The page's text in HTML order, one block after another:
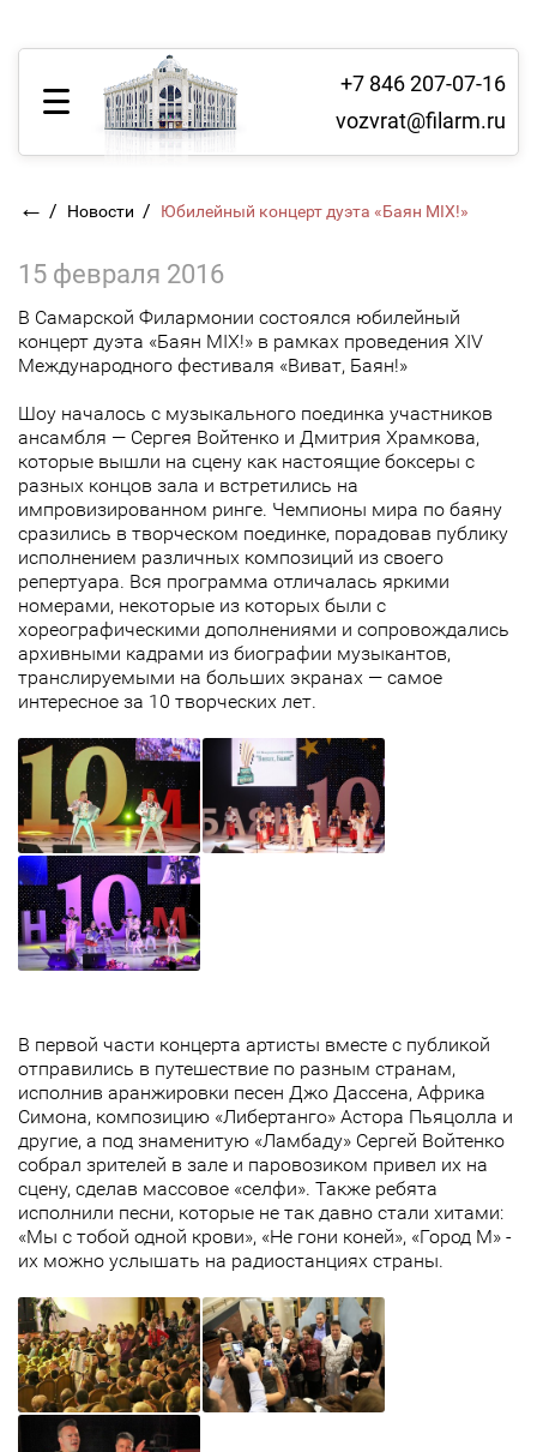
+7 846 207-07-16
vozvrat@filarm.ru
← / Новости / Юбилейный концерт дуэта «Баян MIX!»
15 февраля 2016
В Самарской Филармонии состоялся юбилейный
концерт дуэта «Баян MIX!» в рамках проведения XIV
Международного фестиваля «Виват, Баян!»
Шоу началось с музыкального поединка участников
ансамбля — Сергея Войтенко и Дмитрия Храмкова,
которые вышли на сцену как настоящие боксеры с
разных концов зала и встретились на
импровизированном ринге. Чемпионы мира по баяну
сразились в творческом поединке, порадовав публику
исполнением различных композиций из своего
репертуара. Вся программа отличалась яркими
номерами, некоторые из которых были с
хореографическими дополнениями и сопровождались
архивными кадрами из биографии музыкантов,
транслируемыми на больших экранах — самое
интересное за 10 творческих лет.
В первой части концерта артисты вместе с публикой
отправились в путешествие по разным странам,
исполнив аранжировки песен Джо Дассена, Африка
Симона, композицию «Либертанго» Астора Пьяцолла и
другие, а под знаменитую «Ламбаду» Сергей Войтенко
собрал зрителей в зале и паровозиком привел их на
сцену, сделав массовое «селфи». Также ребята
исполнили песни, которые не так давно стали хитами:
«Мы с тобой одной крови», «Не гони коней», «Город М» -
их можно услышать на радиостанциях страны.